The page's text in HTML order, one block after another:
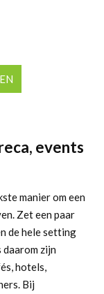
events
manier om een
Zet een paar
de hele setting
zijn
hotels,
Bij